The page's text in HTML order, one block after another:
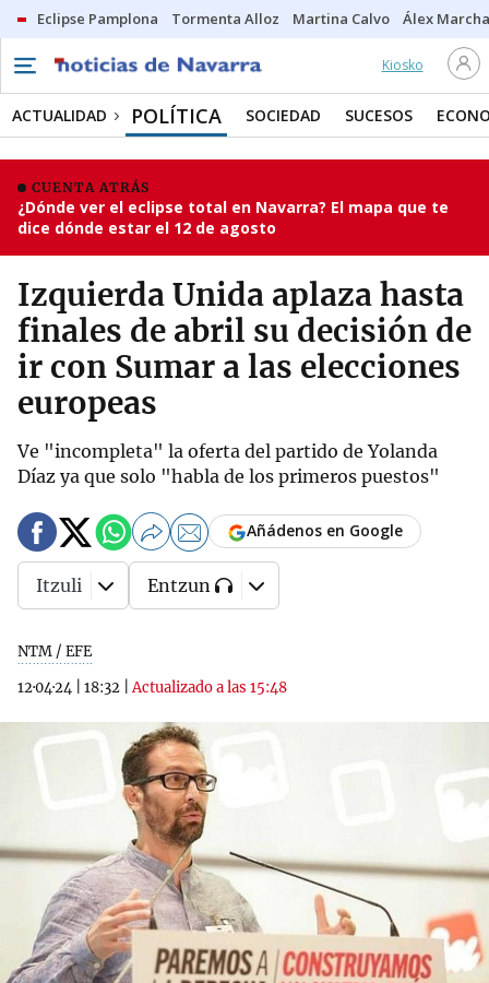
Eclipse Pamplona Tormenta Alloz Martina Calvo Álex
Kiosko
ACTUALIDAD POLÍTICA SOCIEDAD SUCESOS
CUENTA ATRÁS
¿Dónde ver el eclipse total en Navarra? El mapa que te
dice dónde estar el 12 de agosto
Izquierda Unida aplaza hasta
finales de abril su decisión de
ir con Sumar a las elecciones
europeas
Ve "incompleta" la oferta del partido de Yolanda
Díaz ya que solo "habla de los primeros puestos"
NTM / EFE
12·04·24
18:32 |Actualizado a las 15:48
Añádenos en Google
Itzuli Entzun